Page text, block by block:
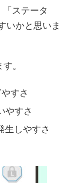
ステータ
いかと思いま
。
すさ
やすさ
しやすさ